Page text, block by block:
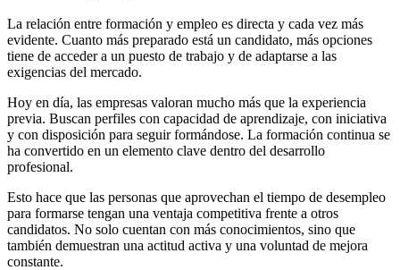
La relación entre formación y empleo es directa y cada vez más
evidente. Cuanto más preparado está un candidato, más opciones
tiene de acceder a un puesto de trabajo y de adaptarse a las
exigencias del mercado.
Hoy en día, las empresas valoran mucho más que la experiencia
previa. Buscan perfiles con capacidad de aprendizaje, con iniciativa
y con disposición para seguir formándose. La formación continua se
ha convertido en un elemento clave dentro del desarrollo
profesional.
Esto hace que las personas que aprovechan el tiempo de desempleo
para formarse tengan una ventaja competitiva frente a otros
candidatos. No solo cuentan con más conocimientos, sino que
también demuestran una actitud activa y una voluntad de mejora
constante.